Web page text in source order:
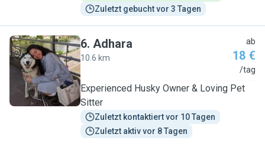
Zuletzt gebucht vor 3 Tagen
A
6. Adhara
10.6 km
ab
18 €
/tag
Experienced Husky Owner & Loving Pet
Sitter
Zuletzt kontaktiert vor 10 Tagen
Zuletzt aktiv vor 8 Tagen